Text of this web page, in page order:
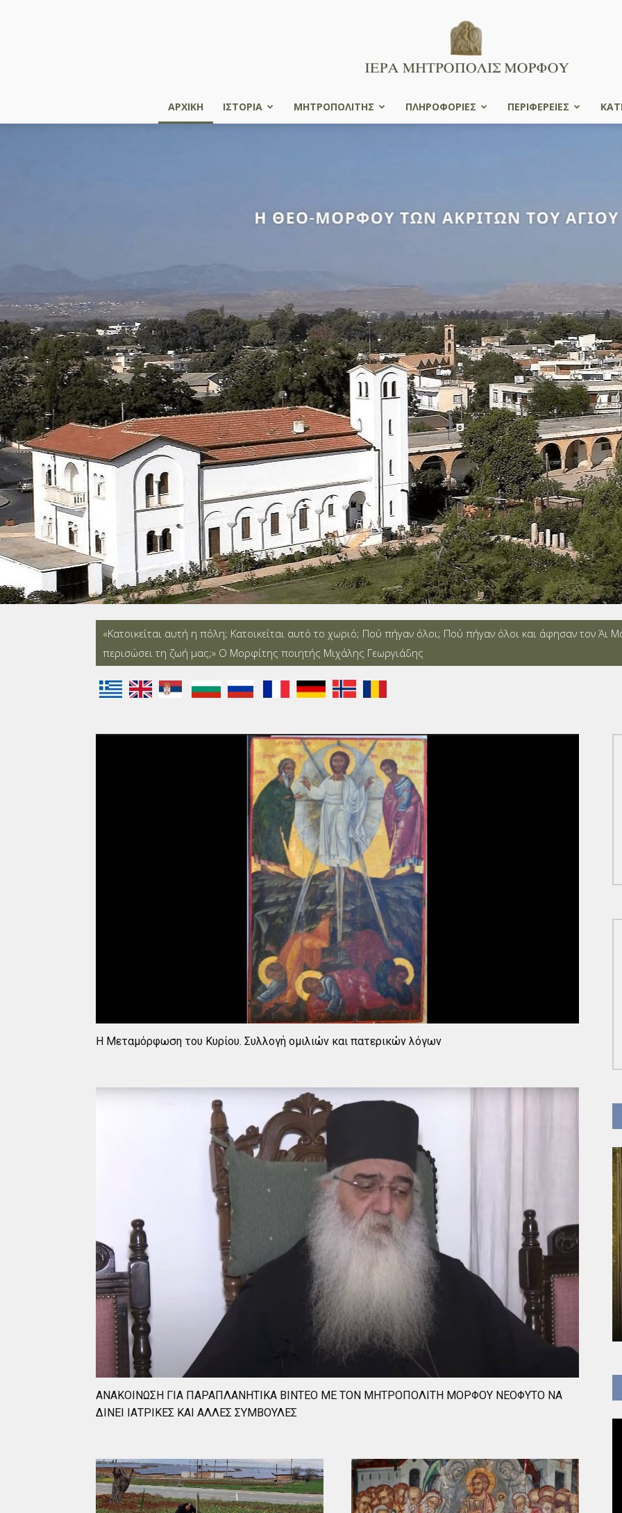
Ιερά
Μητρόπολις
Μόρφου
ΑΡΧΙΚΗ ΙΣΤΟΡΙΑ ΜΗΤΡΟΠΟΛΙΤΗΣ ΠΛΗΡΟΦΟΡΙΕΣ ΠΕΡΙΦΕΡΕΙΕΣ
«Κατοικείται αυτή η πόλη; Κατοικείται αυτό το χωριό; Πού πήγαν όλοι; Πού πήγαν όλοι και άφησαν τον Άι
περισώσει τη ζωή μας;» Ο Μορφίτης ποιητής Μιχάλης Γεωργιάδης
Η Μεταμόρφωση του Κυρίου. Συλλογή ομιλιών και πατερικών λόγων
ΑΝΑΚΟΙΝΩΣΗ ΓΙΑ ΠΑΡΑΠΛΑΝΗΤΙΚΑ ΒΙΝΤΕΟ ΜΕ ΤΟΝ ΜΗΤΡΟΠΟΛΙΤΗ ΜΟΡΦΟΥ ΝΕΟΦΥΤΟ ΝΑ
ΔΙΝΕΙ ΙΑΤΡΙΚΕΣ ΚΑΙ ΑΛΛΕΣ ΣΥΜΒΟΥΛΕΣ